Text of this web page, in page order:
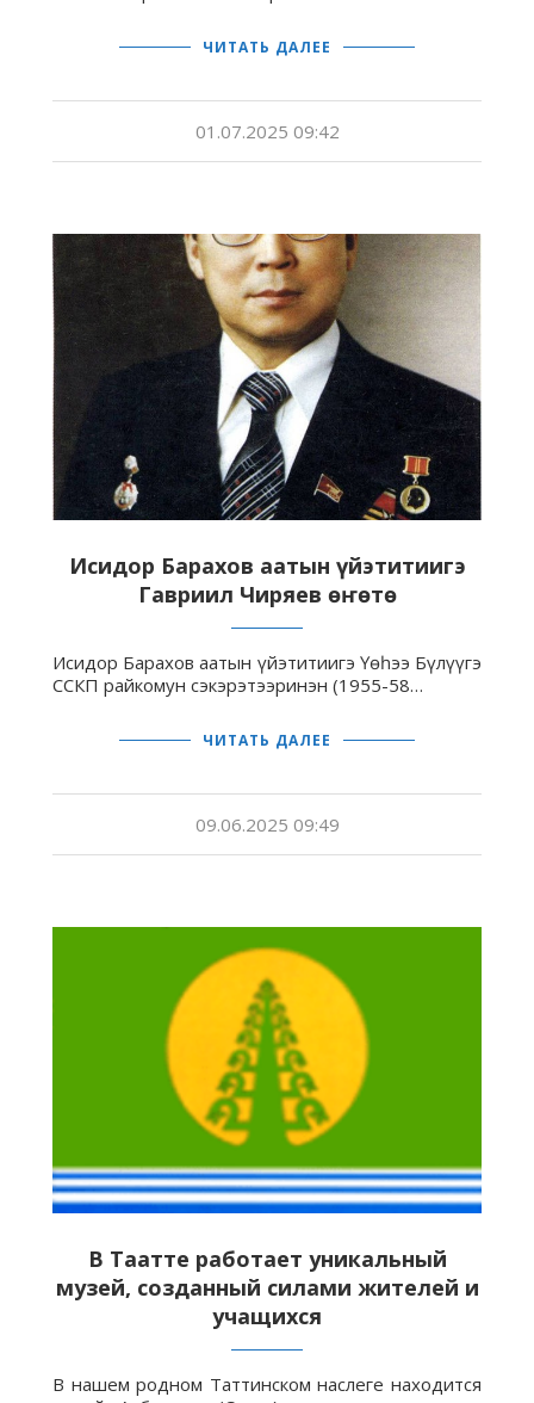
ЧИТАТЬ ДАЛЕЕ
01.07.2025 09:42
Исидор Барахов аатын үйэтитиигэ
Гавриил Чиряев өҥөтө
Исидор Барахов аатын үйэтитиигэ Үөһээ Бүлүүгэ
ССКП райкомун сэкэрэтээринэн (1955-58…
ЧИТАТЬ ДАЛЕЕ
09.06.2025 09:49
В Таатте работает уникальный
музей, созданный силами жителей и
учащихся
В нашем родном Таттинском наслеге находится